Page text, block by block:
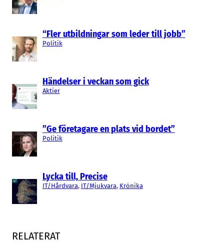
“Fler utbildningar som leder till jobb”
Politik
Händelser i veckan som gick
Aktier
”Ge företagare en plats vid bordet”
Politik
Lycka till, Precise
IT/Hårdvara, IT/Mjukvara, Krönika
RELATERAT